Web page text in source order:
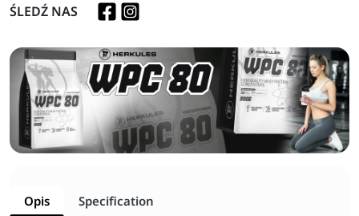
ŚLEDŹ NAS
Opis Specification